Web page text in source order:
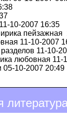
10-2007 16:35
пейзажная
11-10-2007
11-10-
любовная 11-
05-10-2007 20:49